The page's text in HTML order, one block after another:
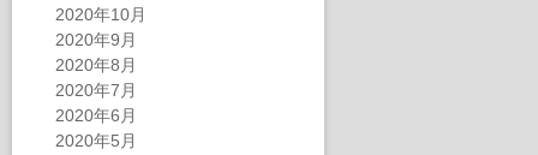
2020年10月
2020年9月
2020年8月
2020年7月
2020年6月
2020年5月